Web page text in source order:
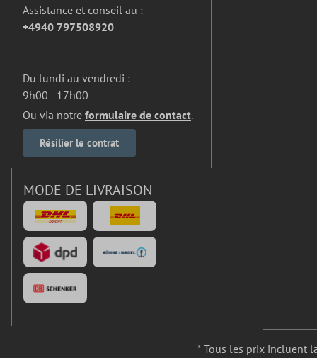
Assistance et conseil au :
+4940 797508920
Du lundi au vendredi :
9h00 - 17h00
Ou via notre formulaire de contact.
Résilier le contrat
MODE DE LIVRAISON
* Tous les prix incluent